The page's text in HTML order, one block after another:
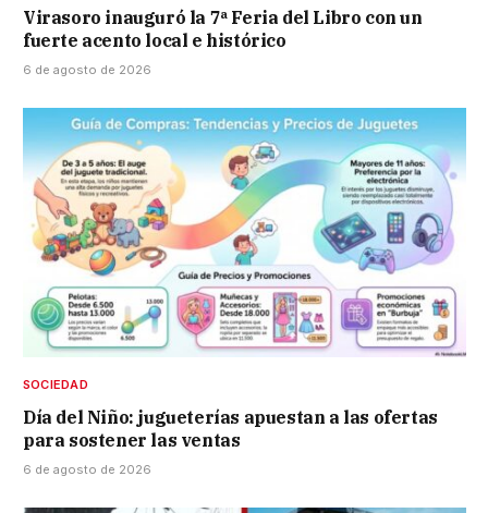
Virasoro inauguró la 7ª Feria del Libro con un
fuerte acento local e histórico
6 de agosto de 2026
SOCIEDAD
Día del Niño: jugueterías apuestan a las ofertas
para sostener las ventas
6 de agosto de 2026